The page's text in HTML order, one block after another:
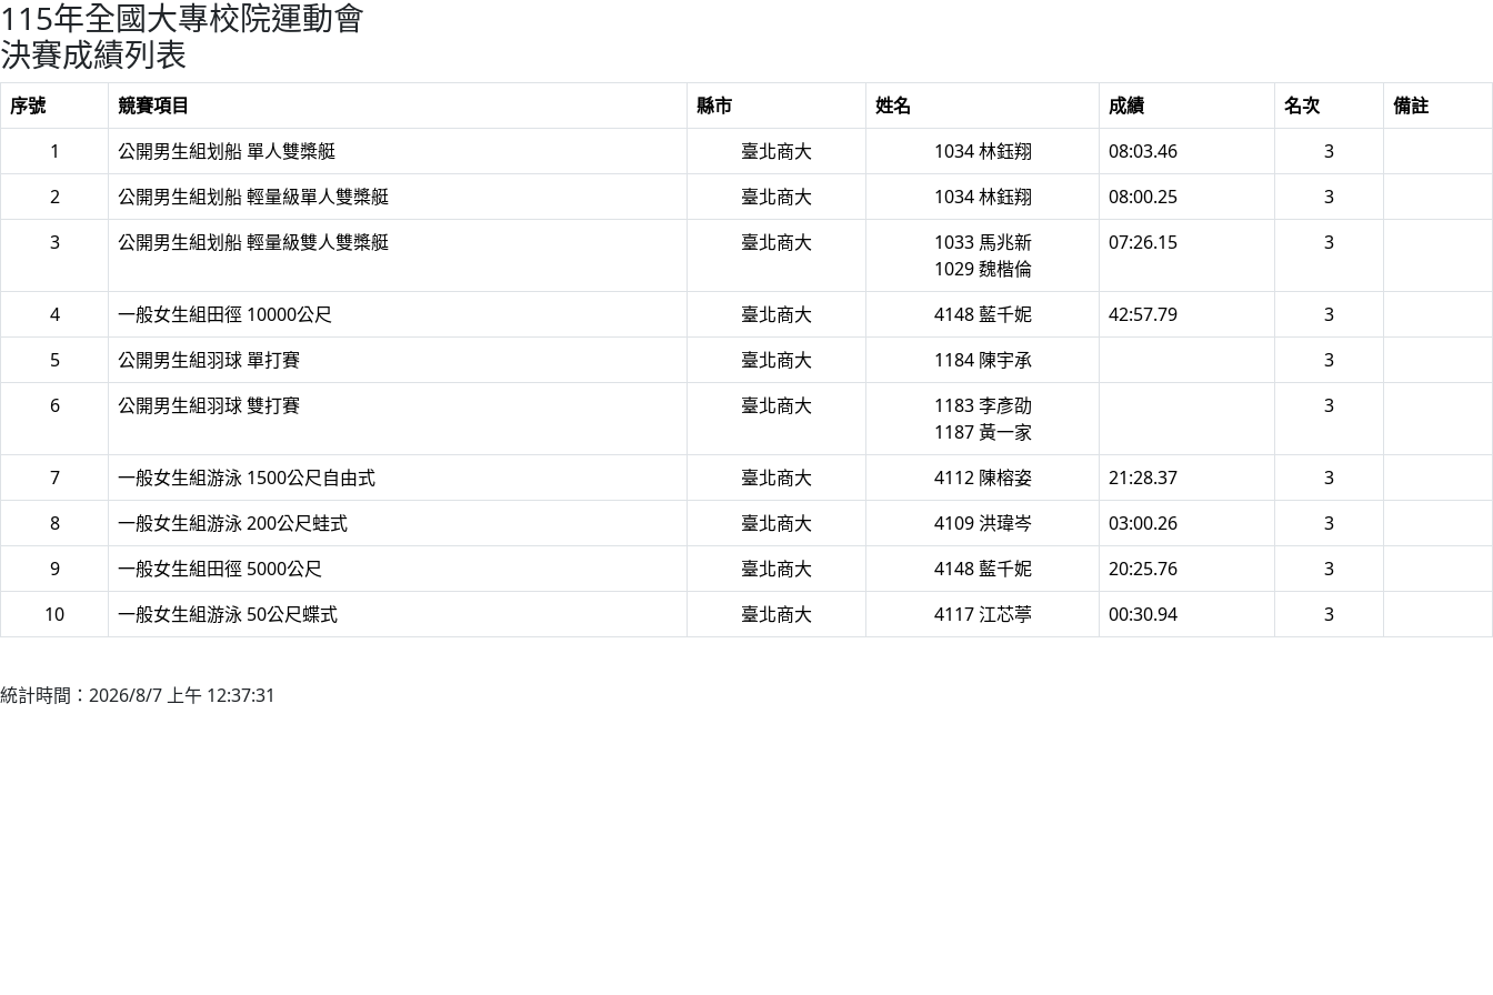
115年全國大專校院運動會
決賽成績列表
序號 競賽項目 縣市 姓名 成績 名次
備註
1
公開男生組划船 單人雙槳艇 臺北商大 1034 林鈺翔 08:03.46
3
2
公開男生組划船 輕量級單人雙槳艇 臺北商大 1034 林鈺翔 08:00.25
3
3
公開男生組划船 輕量級雙人雙槳艇 臺北商大
1033 馬兆新
1029 魏楷倫
07:26.15 3
4 一般女生組田徑 10000公尺 臺北商大 4148 藍千妮 42:57.79
3
5
公開男生組羽球 單打賽 臺北商大 1184 陳宇承
3
6
公開男生組羽球 雙打賽 臺北商大
1183 李彥劭
1187 黃一家
3
7 一般女生組游泳 1500公尺自由式 臺北商大 4112 陳榕姿 21:28.37
3
8
一般女生組游泳 200公尺蛙式 臺北商大 4109 洪瑋岑 03:00.26
3
9
一般女生組田徑 5000公尺 臺北商大 4148 藍千妮 20:25.76
3
10
一般女生組游泳 50公尺蝶式 臺北商大 4117 江芯葶 00:30.94 3
統計時間：2026/8/7 上午 12:37:31